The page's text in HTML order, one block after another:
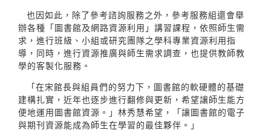
也因如此，除了參考諮詢服務之外，參考服務組還會舉
辦各種「圖書館及網路資源利用」講習課程，依照師生需
求，進行班級、小組或研究團隊之學科專業資源利用指
導，同時，進行資源推廣與師生需求調查，也提供教師教
學的客製化服務。
「在宋館長與組員們的努力下，圖書館的軟硬體的基礎
建構扎實，近年也逐步進行翻修與更新，希望讓師生能方
便地運用圖書館資源。」林秀慧希望，「讓圖書館的電子
與期刊資源能成為師生在學習的最佳夥伴。」